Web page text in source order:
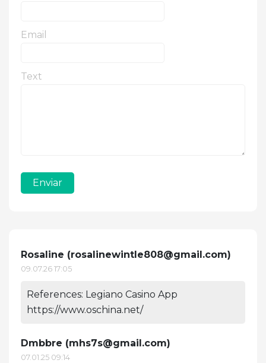
Email
Text
Enviar
Rosaline (rosalinewintle808@gmail.com)
09.07.26 17:05
References: Legiano Casino App
https://www.oschina.net/
Dmbbre (mhs7s@gmail.com)
07.01.25 09:14